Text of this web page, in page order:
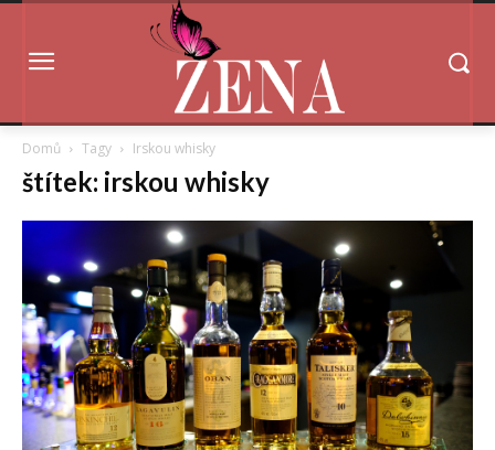
Domů Tagy Irskou whisky
štítek: irskou whisky